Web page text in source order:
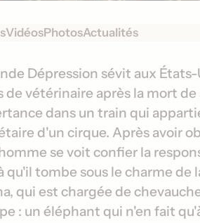
VidéosPhotosActualités
Dépression sévit aux
de vétérinaire après la mort
dans un train qui
d'un cirque. Après avoir
se voit confier la
qu'il tombe sous le charme de
qui est chargée de
: un éléphant qui n'en fait